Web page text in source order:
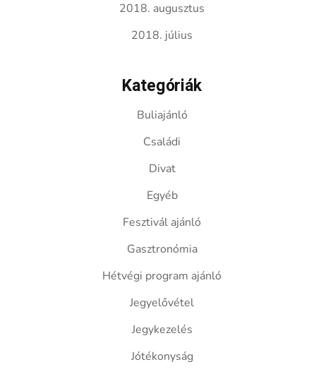
2018. augusztus
2018. július
Kategóriák
Buliajánló
Családi
Divat
Egyéb
Fesztivál ajánló
Gasztronómia
Hétvégi program ajánló
Jegyelővétel
Jegykezelés
Jótékonyság